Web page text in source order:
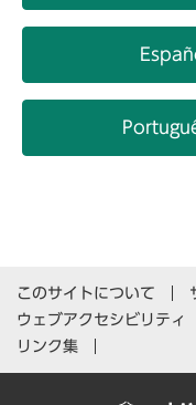
このサイトについて
ウェブアクセシビリティ
リンク集